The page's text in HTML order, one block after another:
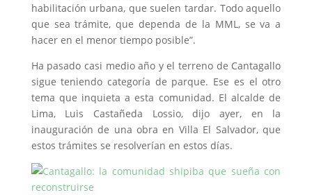
habilitación urbana, que suelen tardar. Todo aquello
que sea trámite, que dependa de la MML, se va a
hacer en el menor tiempo posible”.
Ha pasado casi medio año y el terreno de Cantagallo
sigue teniendo categoría de parque. Ese es el otro
tema que inquieta a esta comunidad. El alcalde de
Lima, Luis Castañeda Lossio, dijo ayer, en la
inauguración de una obra en Villa El Salvador, que
estos trámites se resolverían en estos días.